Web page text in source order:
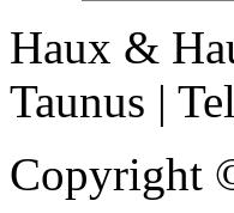
Haux &
Taunus |
Copyright